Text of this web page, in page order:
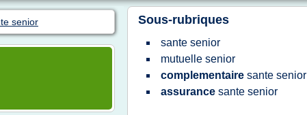
senior Sous-rubriques
sante senior
mutuelle senior
complementaire sante senior
assurance sante senior